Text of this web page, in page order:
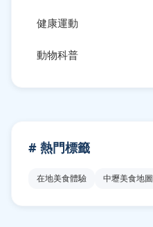
健康運動
動物科普
# 熱門標籤
在地美食體驗 中壢美食地圖